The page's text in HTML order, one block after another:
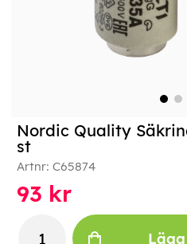
Nordic Quality
st
Artnr: C65874
93 kr